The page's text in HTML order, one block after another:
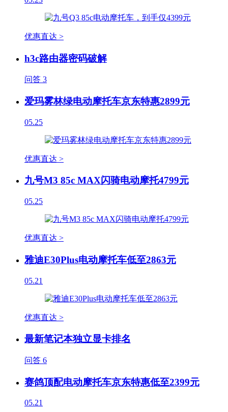
优惠直达 >
h3c路由器密码破解
问答 3
爱玛雾林绿电动摩托车京东特惠2899元
05.25
优惠直达 >
九号M3 85c MAX闪骑电动摩托4799元
05.25
优惠直达 >
雅迪E30Plus电动摩托车低至2863元
05.21
优惠直达 >
最新笔记本独立显卡排名
问答 6
赛鸽顶配电动摩托车京东特惠低至2399元
05.21